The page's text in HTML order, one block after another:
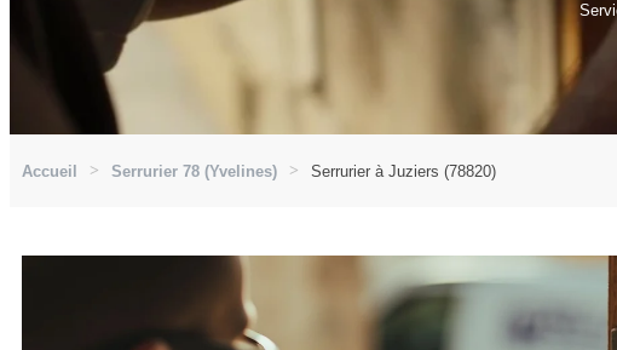
Accueil Serrurier 78 (Yvelines) Serrurier à Juziers (78820)